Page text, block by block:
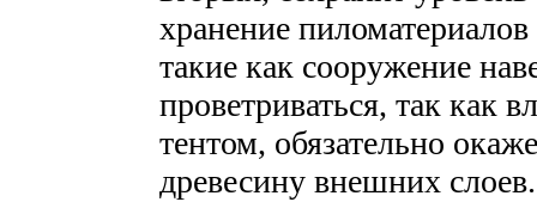
хранение
такие как сооружение
проветриваться, так как
тентом, обязательно
древесину внешних слоев.